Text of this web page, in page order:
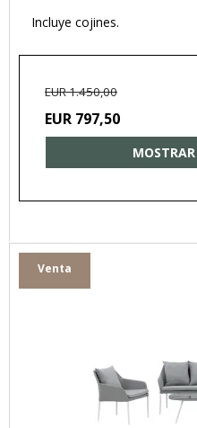
Incluye cojines.
EUR 1.450,00
EUR 797,50
Venta